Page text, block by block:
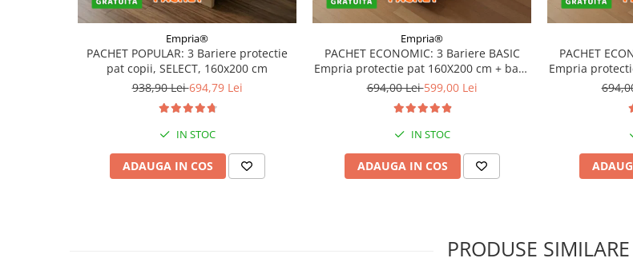
Empria®
PACHET POPULAR: 3 Bariere protectie
pat copii, SELECT, 160x200 cm
938,90 Lei694,79 Lei
IN STOC
ADAUGA IN COS
Empria®
PACHET ECONOMIC: 3 Bariere BASIC
Empria protectie pat 160X200 cm + bara
stabilizatoare
694,00 Lei599,00 Lei
IN STOC
ADAUGA IN COS
PACHET
Empria
PRODUSE SIMILARE